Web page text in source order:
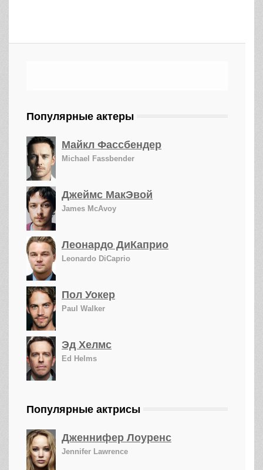
Популярные актеры
Майкл Фассбендер
Michael Fassbender
Джеймс МакЭвой
James McAvoy
Леонардо ДиКаприо
Leonardo DiCaprio
Пол Уокер
Paul Walker
Эд Хелмс
Ed Helms
Популярные актрисы
Дженнифер Лоуренс
Jennifer Lawrence